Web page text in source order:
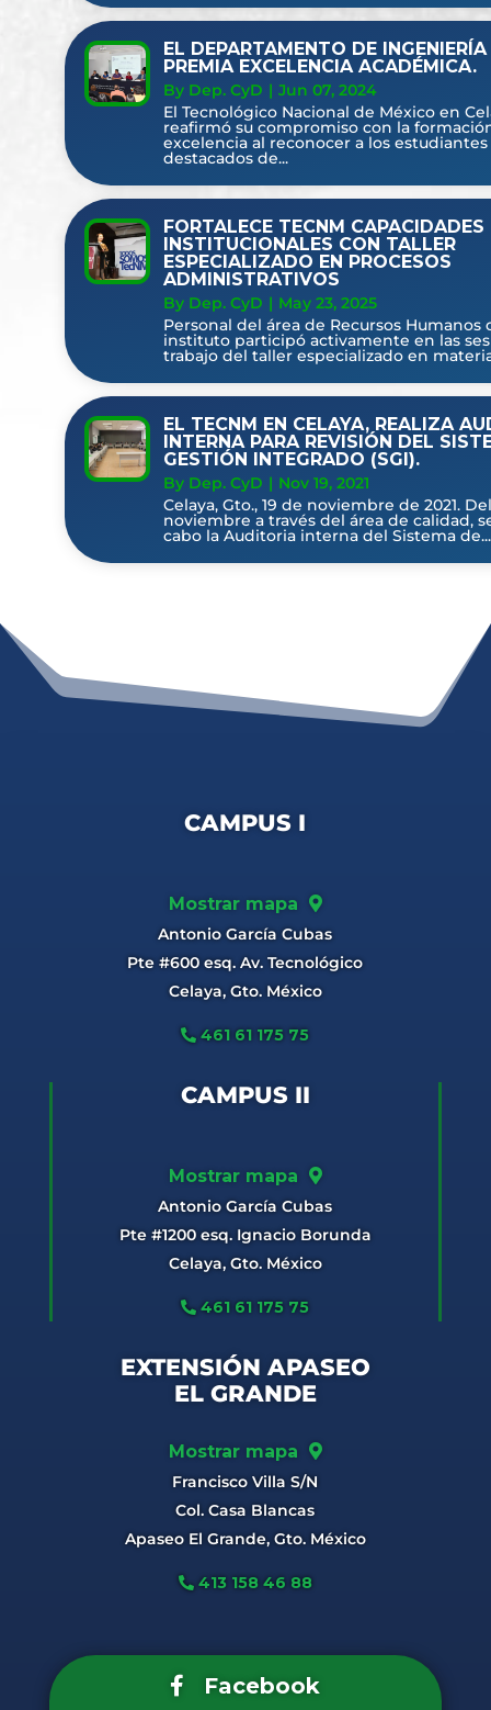
EL DEPARTAMENTO DE
PREMIA EXCELENCIA ACADÉMICA.
By Dep. CyD | Jun 07, 2024
El Tecnológico Nacional de México en
reafirmó su compromiso con la
excelencia al reconocer a los estudiantes
destacados de...
FORTALECE TECNM CAPACIDADES
INSTITUCIONALES CON TALLER
ESPECIALIZADO EN PROCESOS
ADMINISTRATIVOS
By Dep. CyD | May 23, 2025
Personal del área de Recursos Humanos
instituto participó activamente en las
trabajo del taller especializado en
EL TECNM EN CELAYA, REALIZA
INTERNA PARA REVISIÓN DEL
GESTIÓN INTEGRADO (SGI).
By Dep. CyD | Nov 19, 2021
Celaya, Gto., 19 de noviembre de 2021.
noviembre a través del área de calidad,
cabo la Auditoria interna del Sistema de...
CAMPUS I
Mostrar mapa
Antonio García Cubas
Pte #600 esq. Av. Tecnológico
Celaya, Gto. México
461 61 175 75
CAMPUS II
Mostrar mapa
Antonio García Cubas
Pte #1200 esq. Ignacio Borunda
Celaya, Gto. México
461 61 175 75
EXTENSIÓN APASEO
EL GRANDE
Mostrar mapa
Francisco Villa S/N
Col. Casa Blancas
Apaseo El Grande, Gto. México
413 158 46 88
Facebook